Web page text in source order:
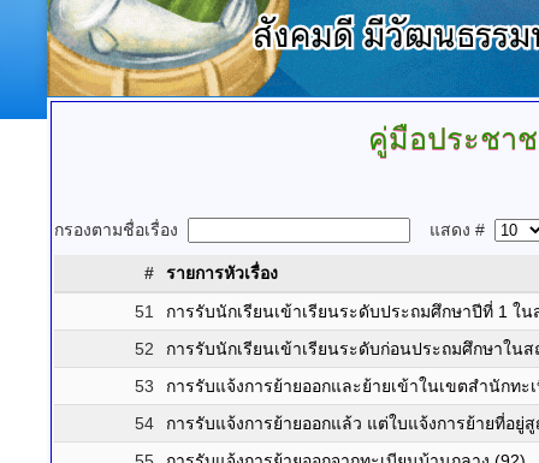
คู่มือประชา
กรองตามชื่อเรื่อง แสดง #
#
รายการหัวเรื่อง
51
การรับนักเรียนเข้าเรียนระดับประถมศึกษาปีที่ 1 ใ
52
การรับนักเรียนเข้าเรียนระดับก่อนประถมศึกษาใน
53
การรับแจ้งการย้ายออกและย้ายเข้าในเขตสำนักทะ
54
การรับแจ้งการย้ายออกแล้ว แต่ใบแจ้งการย้ายที่อ